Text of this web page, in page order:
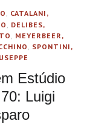
, CATALANI,
, DELIBES,
, MEYERBEER,
, SPONTINI,
Estúdio
Luigi